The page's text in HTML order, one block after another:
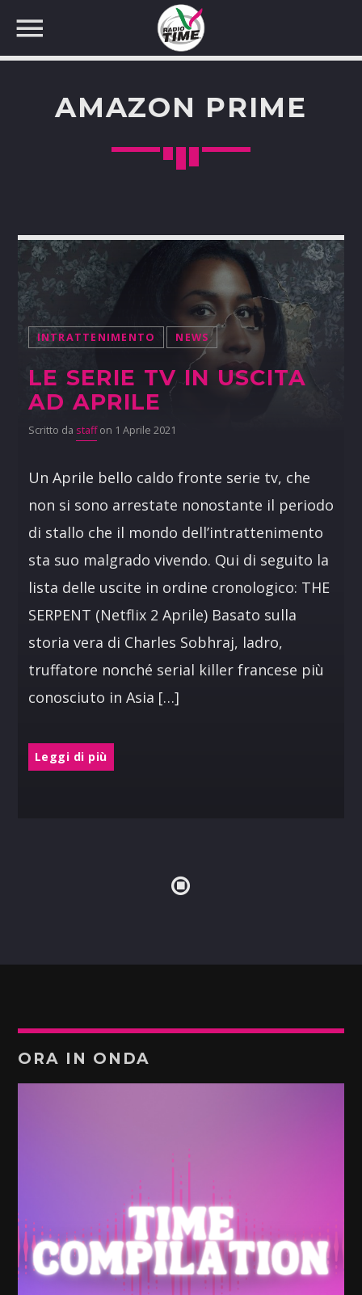
AMAZON PRIME
INTRATTENIMENTO NEWS
LE SERIE TV IN USCITA
AD APRILE
Scritto da staffon 1 Aprile 2021
Un Aprile bello caldo fronte serie tv, che
non si sono arrestate nonostante il periodo
di stallo che il mondo dell’intrattenimento
sta suo malgrado vivendo. Qui di seguito la
lista delle uscite in ordine cronologico: THE
SERPENT (Netflix 2 Aprile) Basato sulla
storia vera di Charles Sobhraj, ladro,
truffatore nonché serial killer francese più
conosciuto in Asia […]
Leggi di più
ORA IN ONDA